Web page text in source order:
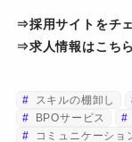
⇒採用サイトをチ
⇒求人情報はこちら
スキルの棚卸し
BPOサービス
コミュニケーショ